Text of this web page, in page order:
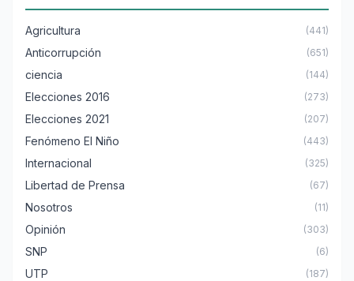
Agricultura (441)
Anticorrupción (651)
ciencia (144)
Elecciones 2016 (273)
Elecciones 2021 (207)
Fenómeno El Niño (443)
Internacional (325)
Libertad de Prensa (67)
Nosotros (11)
Opinión (303)
SNP (6)
UTP (187)